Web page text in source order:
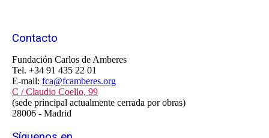
Contacto
Fundación Carlos de Amberes
Tel. +34 91 435 22 01
E-mail: fca@fcamberes.org
C / Claudio Coello, 99
(sede principal actualmente cerrada por obras)
28006 - Madrid